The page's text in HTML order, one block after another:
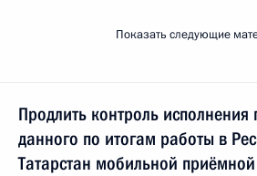
Показать следующие
Продлить контроль исполнения
данного по итогам работы в
Татарстан мобильной